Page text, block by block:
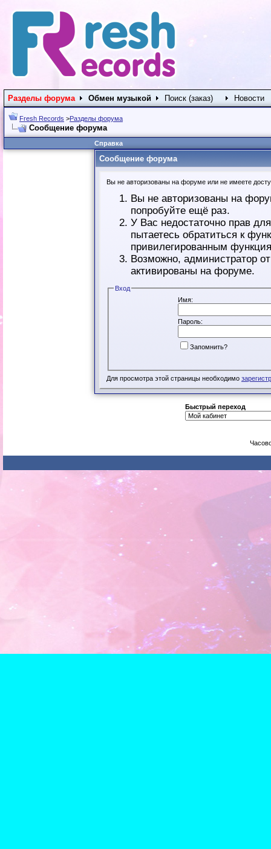
Разделы форума Обмен музыкой Поиск (заказ) Новости
Fresh Records >Разделы форума
Сообщение форума
Справка
Сообщение форума
Вы не авторизованы на форуме или не имеете
Вы не авторизованы на
попробуйте ещё раз.
У Вас недостаточно прав
пытаетесь обратиться к
привилегированным
Возможно, администратор
активированы на форуме.
Вход
Имя:
Пароль:
Запомнить?
Для просмотра этой страницы необходимо
Быстрый переход